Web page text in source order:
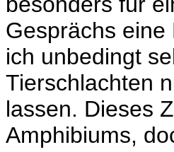
Gesprächs
ich unbedingt
Tierschlachten
lassen. Dieses
Amphibiums,